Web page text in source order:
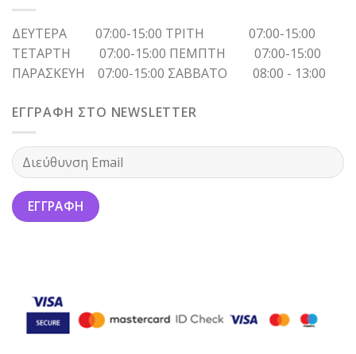
ΔΕΥΤΕΡΑ 07:00-15:00 ΤΡΙΤΗ 07:00-15:00
ΤΕΤΑΡΤΗ 07:00-15:00 ΠΕΜΠΤΗ 07:00-15:00
ΠΑΡΑΣΚΕΥΗ 07:00-15:00 ΣΑΒΒΑΤΟ 08:00 - 13:00
ΕΓΓΡΑΦΗ ΣΤΟ NEWSLETTER